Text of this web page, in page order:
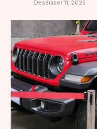
Desember 11, 2025